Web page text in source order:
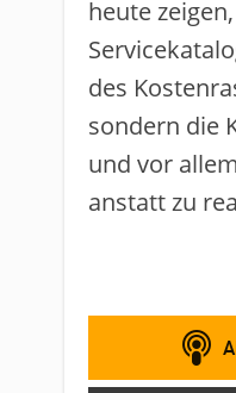
heute
des
sondern die
und vor
anstatt zu